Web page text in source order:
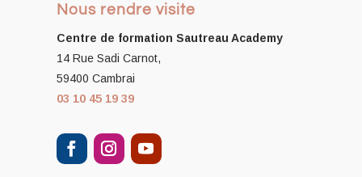
Nous rendre visite
Centre de formation Sautreau Academy
14 Rue Sadi Carnot,
59400 Cambrai
03 10 45 19 39